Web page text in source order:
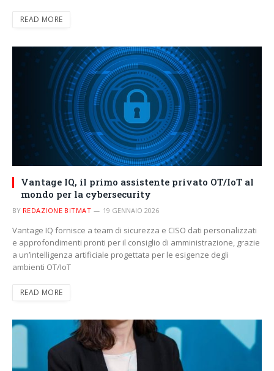
READ MORE
Vantage IQ, il primo assistente privato OT/IoT al
mondo per la cybersecurity
BY REDAZIONE BITMAT 19 GENNAIO 2026
Vantage IQ fornisce a team di sicurezza e CISO dati personalizzati
e approfondimenti pronti per il consiglio di amministrazione, grazie
a un’intelligenza artificiale progettata per le esigenze degli
ambienti OT/IoT
READ MORE